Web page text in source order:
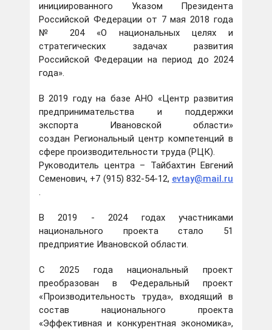
инициированного Указом Президента
Российской Федерации от 7 мая 2018 года
№ 204 «О национальных целях и
стратегических задачах развития
Российской Федерации на период до 2024
года».
В 2019 году на базе АНО «Центр развития
предпринимательства и поддержки
экспорта Ивановской области»
создан Региональный центр компетенций в
сфере производительности труда (РЦК).
Руководитель центра – Тайбахтин Евгений
Семенович, +7 (915) 832-54-12, evtay@mail.ru
.
В 2019 - 2024 годах участниками
национального проекта стало 51
предприятие Ивановской области.
С 2025 года национальный проект
преобразован в Федеральный проект
«Производительность труда», входящий в
состав национального проекта
«Эффективная и конкурентная экономика»,